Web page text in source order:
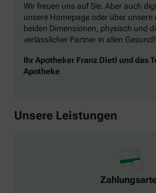
Wir freuen uns auf Sie. Aber auch
unsere Homepage oder über unsere
beiden Dimensionen, physisch und
verlässlicher Partner in allen
Ihr Apotheker Franz Dietl und das
Apotheke
Unsere Leistungen